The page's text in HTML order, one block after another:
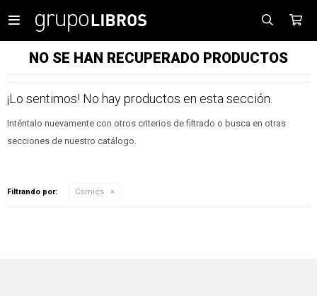

NO SE HAN RECUPERADO PRODUCTOS
¡Lo sentimos! No hay productos en esta sección.
Inténtalo nuevamente con otros criterios de filtrado o busca en otras
secciones de nuestro catálogo.
Filtrando por: Comics